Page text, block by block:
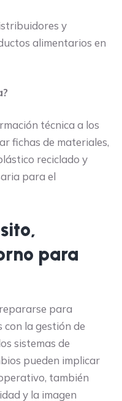
y
alimentarios en
técnica a los
fichas de materiales,
reciclado y
para el
para
para
con la gestión de
sistemas de
pueden implicar
también
y la imagen